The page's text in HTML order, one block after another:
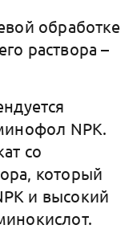
обработке
раствора –
NPK.
со
который
и высокий